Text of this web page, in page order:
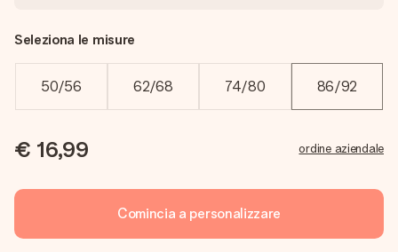
Seleziona le misure
50/56 62/68 74/80 86/92
€ 16,99 ordine aziendale
Comincia a personalizzare